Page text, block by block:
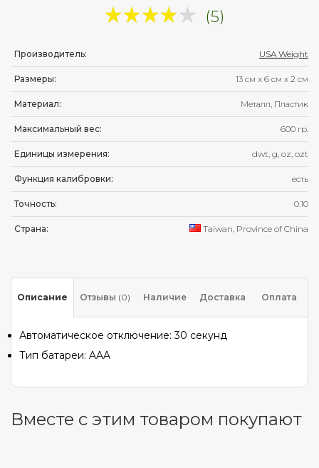
(5)
Производитель: USA Weight
Размеры: 13 см x 6 см x 2 см
Материал: Металл, Пластик
Максимальный вес: 600 гр.
Единицы измерения: dwt, g, oz, ozt
Функция калибровки: есть
Точность: 0.10
Страна: Taiwan, Province of China
Описание Отзывы (0) Наличие Доставка Оплата
Автоматическое отключение: 30 секунд
Тип батареи: AAA
Вместе с этим товаром покупают